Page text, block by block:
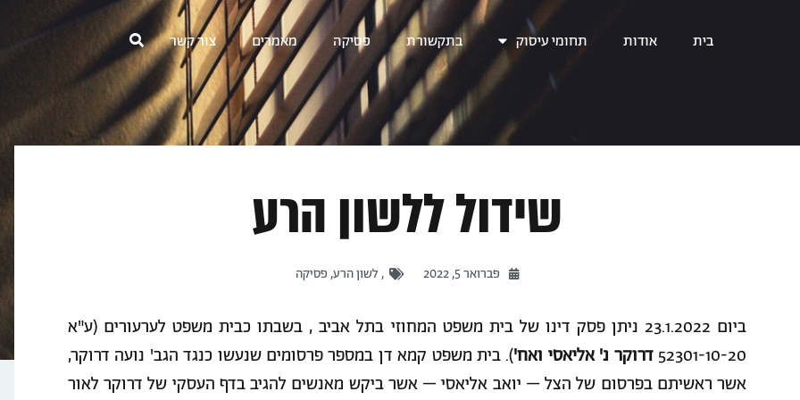
בית אודות תחומי עיסוק בתקשורת פסיקה מאמרים צור קשר
שידול ללשון הרע
פברואר 5, 2022 , לשון הרע, פסיקה
ביום 23.1.2022 ניתן פסק דינו של בית משפט המחוזי בתל אביב , בשבתו כבית משפט לערעורים (ע"א
52301-10-20 דרוקר נ' אליאסי ואח'). בית משפט קמא דן במספר פרסומים שנעשו כנגד הגב' נועה דרוקר,
אשר ראשיתם בפרסום של הצל – יואב אליאסי – אשר ביקש מאנשים להגיב בדף העסקי של דרוקר לאור